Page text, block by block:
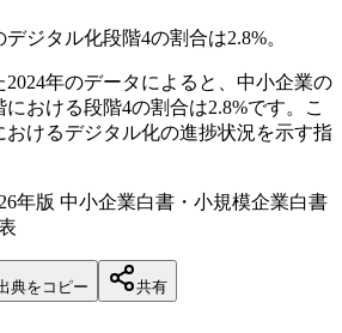
ジタル化段階4の割合は2.8%。
年のデータによると、中小企業の
おける段階4の割合は2.8%です。こ
けるデジタル化の進捗状況を示す指
年版 中小企業白書・小規模企業白書
典をコピー 共有